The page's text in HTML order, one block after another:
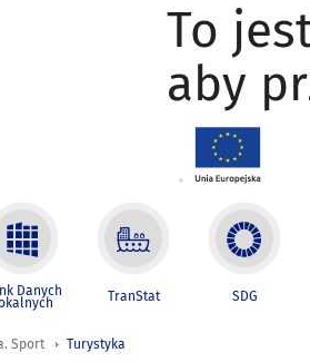
To
aby
Danych TranStat SDG
Sport Turystyka